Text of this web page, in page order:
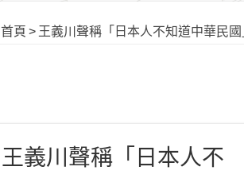
首頁 > 王義川聲稱「日本人不知道中華民
王義川聲稱「日本人不